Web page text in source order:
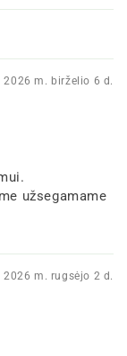
2026 m. birželio 6 d.
užsegamame
2026 m. rugsėjo 2 d.